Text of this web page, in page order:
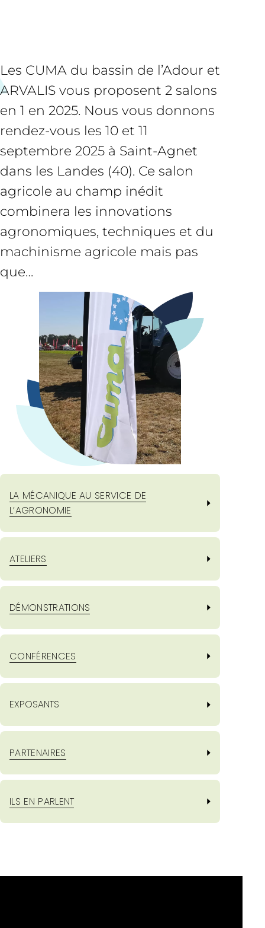
Les CUMA du bassin de l’Adour et
ARVALIS vous proposent 2 salons
en 1 en 2025. Nous vous donnons
rendez-vous les 10 et 11
septembre 2025 à Saint-Agnet
dans les Landes (40). Ce salon
agricole au champ inédit
combinera les innovations
agronomiques, techniques et du
machinisme agricole mais pas
que…
LA MÉCANIQUE AU SERVICE DE
L’AGRONOMIE
ATELIERS
DÉMONSTRATIONS
CONFÉRENCES
EXPOSANTS
PARTENAIRES
ILS EN PARLENT